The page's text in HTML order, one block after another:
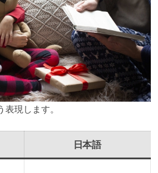
現します。
日本語